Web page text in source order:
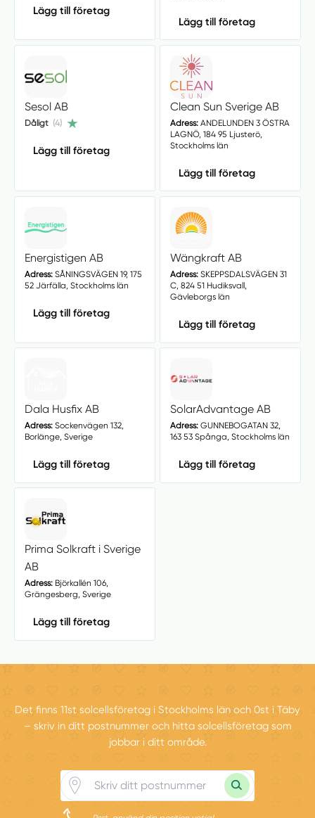
Lägg till företag
Lägg till företag
Sesol AB
Dåligt (4)
Lägg till företag
Clean Sun Sverige AB
Adress:ANDELUNDEN 3 ÖSTRA
LAGNÖ, 184 95 Ljusterö,
Stockholms län
Lägg till företag
Energistigen AB
Adress:SÅNINGSVÄGEN 19, 175
52 Järfälla, Stockholms län
Lägg till företag
Wängkraft AB
Adress:SKEPPSDALSVÄGEN 31
C, 824 51 Hudiksvall,
Gävleborgs län
Lägg till företag
Dala Husfix AB
Adress:Sockenvägen 132,
Borlänge, Sverige
Lägg till företag
SolarAdvantage AB
Adress:GUNNEBOGATAN 32,
163 53 Spånga, Stockholms län
Lägg till företag
Prima Solkraft i Sverige
AB
Adress:Björkallén 106,
Grängesberg, Sverige
Lägg till företag
Det finns 11st solcellsföretag i Stockholms län och 0st i Täby
– skriv in ditt postnummer och hitta solcellsföretag som
jobbar i ditt område.